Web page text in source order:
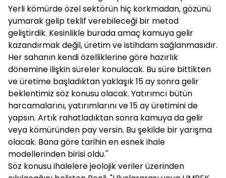
Yerli kömürde özel sektörün hiç korkmadan, gözünü
yumarak gelip teklif verebileceği bir metod
geliştirdik. Kesinlikle burada amaç kamuya gelir
kazandırmak değil, üretim ve istihdam sağlanmasıdır.
Her sahanın kendi özelliklerine göre hazırlık
dönemine ilişkin süreler konulacak. Bu süre bittikten
ve üretime başladıktan yaklaşık 15 ay sonra gelir
beklentimiz söz konusu olacak. Yatırımcı bütün
harcamalarını, yatırımlarını ve 15 ay üretimini de
yapsın. Artık rahatladıktan sonra kamuya da gelir
veya kömüründen pay versin. Bu şekilde bir yarışma
olacak. Bana göre tarihin en esnek ihale
modellerinden birisi oldu.''
Söz konusu ihalelere jeolojik veriler üzerinden